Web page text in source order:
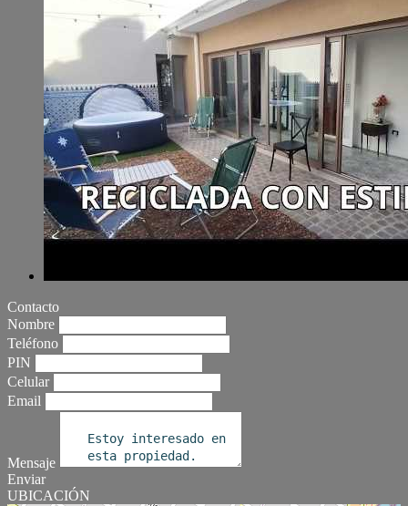
Contacto
Nombre
Teléfono
PIN
Celular
Email
Mensaje
Enviar
UBICACIÓN